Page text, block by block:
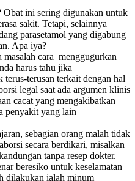
Obat ini sering digunakan untuk
sakit. Tetapi, selainnya
parasetamol yang digabung
Apa iya?
masalah cara menggugurkan
harus tahu jika
terusan terkait dengan hal
legal saat ada argumen klinis
cacat yang mengakibatkan
penyakit yang lain
sebagian orang malah tidak
secara berdikari, misalkan
tanpa resep dokter.
beresiko untuk keselamatan
dilakukan ialah minum